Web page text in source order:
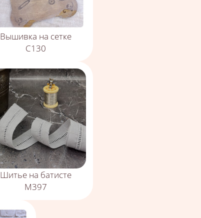
Вышивка на сетке
С130
Шитье на батисте
М397